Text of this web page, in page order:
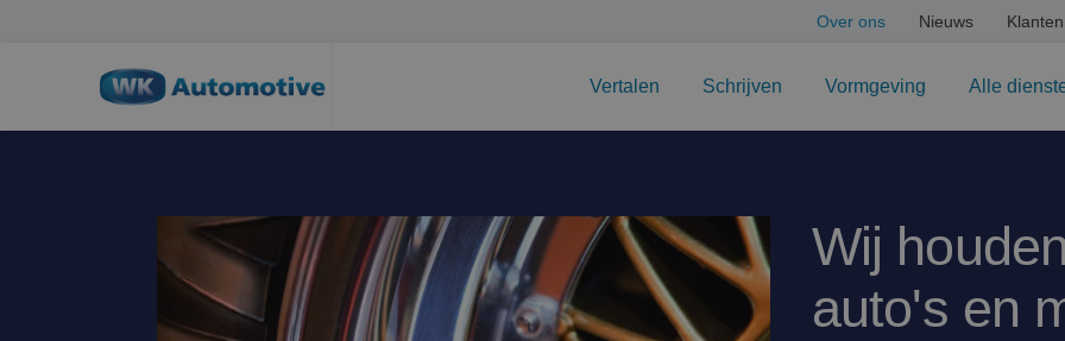
Over ons Nieuws Klanten
Vertalen Schrijven Vormgeving Alle
Wij
auto's en